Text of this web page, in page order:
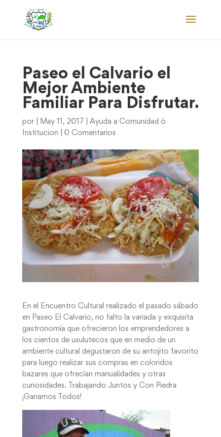
Paseo el Calvario el
Mejor Ambiente
Familiar Para Disfrutar.
por May 11, 2017
Ayuda a Comunidad ò
Institucion
0 Comentarios
En el Encuentro Cultural realizado el pasado sábado
en Paseo El Calvario, no falto la variada y exquisita
gastronomía que ofrecieron los emprendedores a
los cientos de usulutecos que en medio de un
ambiente cultural degustaron de su antojito favorito
para luego realizar sus compras en coloridos
bazares que ofrecían manualidades y otras
curiosidades. Trabajando Juntos y Con Piedra
¡Ganamos Todos!